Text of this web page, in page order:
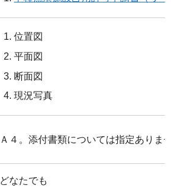
位置図
平面図
断面図
現況写真
Ａ４。添付書類については指定ありま
どなたでも